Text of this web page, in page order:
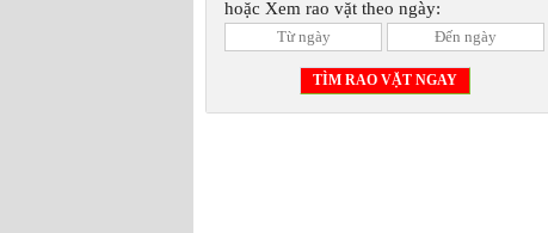
hoặc Xem rao vặt theo ngày: